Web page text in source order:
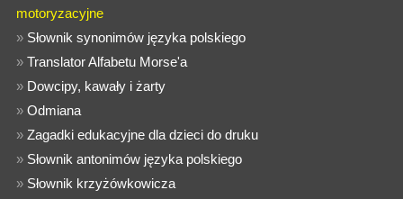
motoryzacyjne
» Słownik synonimów języka polskiego
»Translator Alfabetu Morse'a
» Dowcipy, kawały i żarty
»Odmiana
»Zagadki edukacyjne dla dzieci do druku
» Słownik antonimów języka polskiego
» Słownik krzyżówkowicza